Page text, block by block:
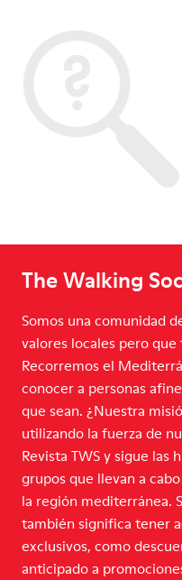
The Walking
Somos una comunidad
valores locales pero
Recorremos el
conocer a personas
que sean. ¿Nuestra
utilizando la fuerza de
Revista TWS y sigue las
grupos que llevan a
la región mediterránea.
también significa tener
exclusivos, como
anticipado a